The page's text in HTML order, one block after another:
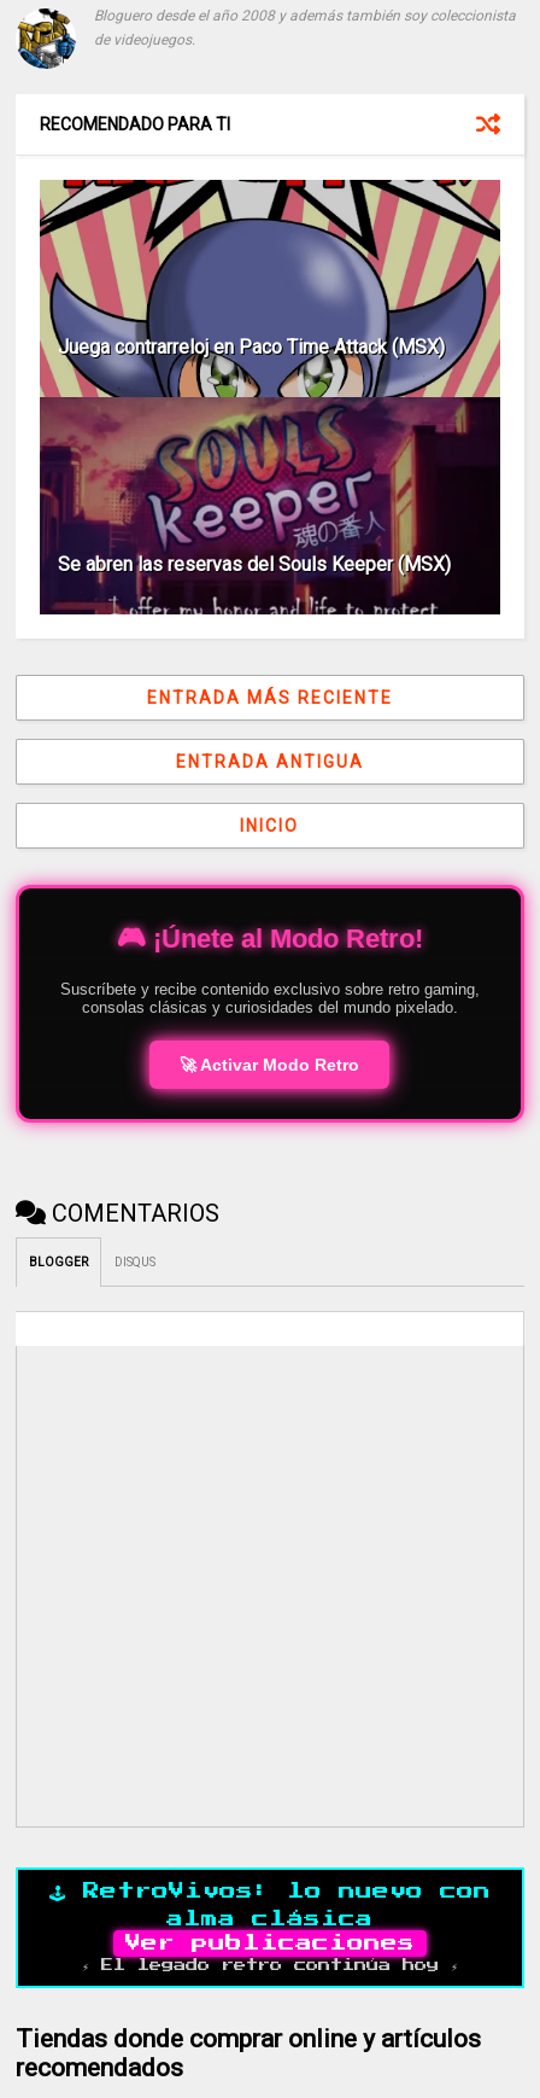
Bloguero desde el año 2008 y además también soy coleccionista
de videojuegos.
RECOMENDADO PARA TI
Juega contrarreloj en Paco Time Attack (MSX)
Se abren las reservas del Souls Keeper (MSX)
ENTRADA MÁS RECIENTE
ENTRADA ANTIGUA
INICIO
🎮 ¡Únete al Modo Retro!
Suscríbete y recibe contenido exclusivo sobre retro gaming,
consolas clásicas y curiosidades del mundo pixelado.
🚀 Activar Modo Retro
COMENTARIOS
BLOGGER DISQUS
🕹️ RetroVivos: lo nuevo con
alma clásica
Ver publicaciones
⚡ El legado retro continúa hoy ⚡
Tiendas donde comprar online y artículos
recomendados